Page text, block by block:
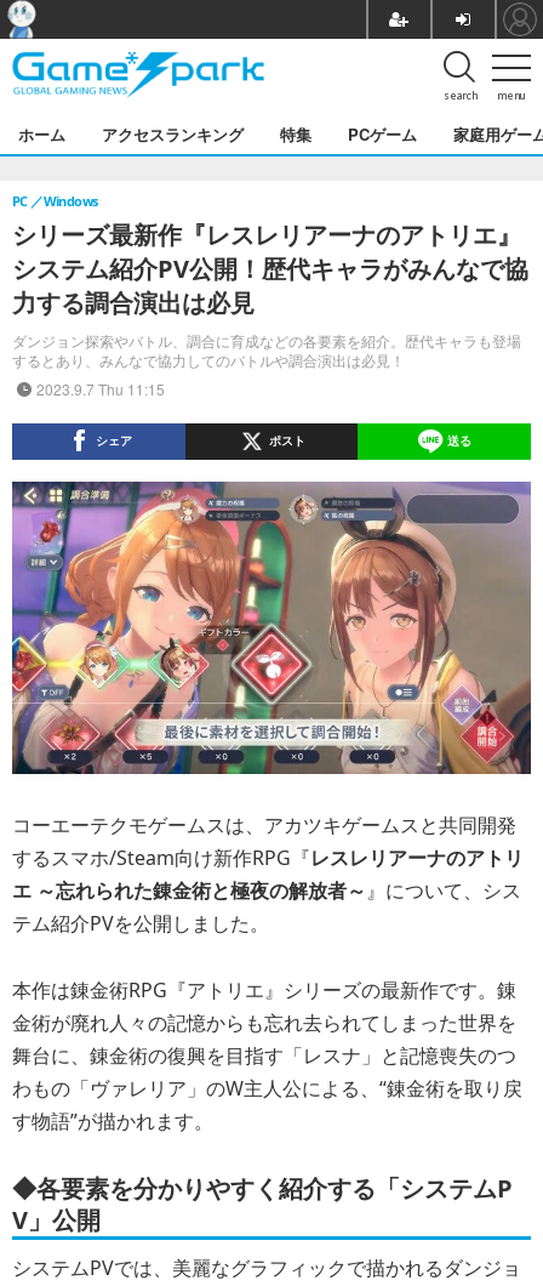
menu
search
ホーム アクセスランキング 特集 PCゲーム 家庭用ゲー
シリーズ最新作『レスレリアーナのアトリエ』
システム紹介PV公開！歴代キャラがみんなで協
力する調合演出は必見
ダンジョン探索やバトル、調合に育成などの各要素を紹介。歴代キャラも登場
するとあり、みんなで協力してのバトルや調合演出は必見！
PC Windows
2023.9.7 Thu 11:15
シェア ポスト 送る
コーエーテクモゲームスは、アカツキゲームスと共同開発
するスマホ/Steam向け新作RPG『レスレリアーナのアトリ
エ ～忘れられた錬金術と極夜の解放者～』について、シス
テム紹介PVを公開しました。
本作は錬金術RPG『アトリエ』シリーズの最新作です。錬
金術が廃れ人々の記憶からも忘れ去られてしまった世界を
舞台に、錬金術の復興を目指す「レスナ」と記憶喪失のつ
わもの「ヴァレリア」のW主人公による、“錬金術を取り戻
す物語”が描かれます。
◆各要素を分かりやすく紹介する「システムP
V」公開
システムPVでは、美麗なグラフィックで描かれるダンジョ